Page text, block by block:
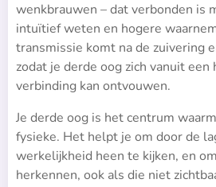
wenkbrauwen – dat verbonden is
intuïtief weten en hogere
transmissie komt na de zuivering
zodat je derde oog zich vanuit
verbinding kan ontvouwen.
Je derde oog is het centrum
fysieke. Het helpt je om door de
werkelijkheid heen te kijken, en
herkennen, ook als die niet